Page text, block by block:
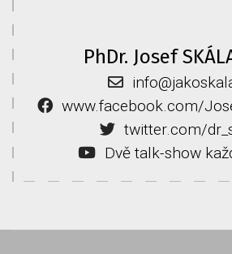
PhDr. Josef
www.facebook.com/
twitter.com/
Dvě talk-show